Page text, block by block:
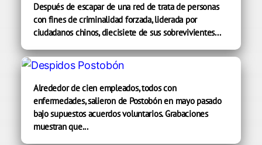
Después de escapar de una red de trata de personas
con fines de criminalidad forzada, liderada por
ciudadanos chinos, diecisiete de sus sobrevivientes...
Alrededor de cien empleados, todos con
enfermedades, salieron de Postobón en mayo pasado
bajo supuestos acuerdos voluntarios. Grabaciones
muestran que...